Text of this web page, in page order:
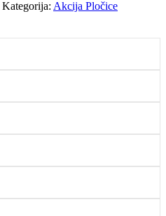
Kategorija: Akcija Pločice